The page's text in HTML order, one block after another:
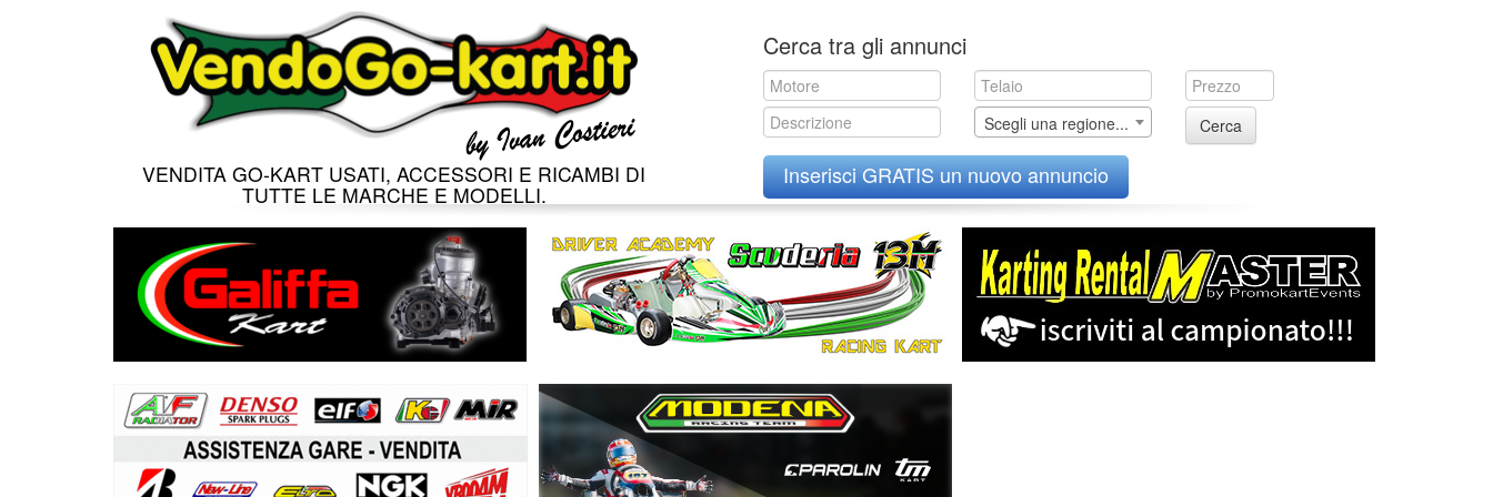
VENDITA GO-KART USATI, ACCESSORI E RICAMBI DI
TUTTE LE MARCHE E MODELLI.
to
content
Cerca tra gli annunci
Scegli una regione... Cerca
Inserisci GRATIS un nuovo annuncio